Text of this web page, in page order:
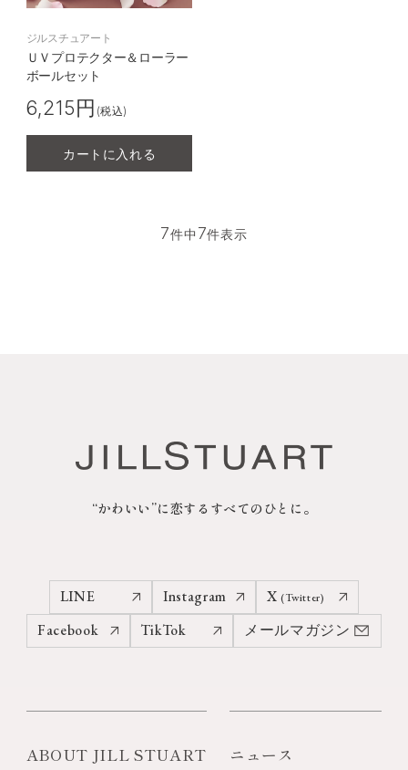
ジルスチュアート
ＵＶプロテクター＆ローラー
ボールセット
6,215円 (税込)
カートに入れる
7件中 7件表示
“かわいい”に恋するすべてのひとに。
LINE Instagram X (Twitter)
Facebook TikTok メールマガジン
ABOUT JILL STUART ニュース